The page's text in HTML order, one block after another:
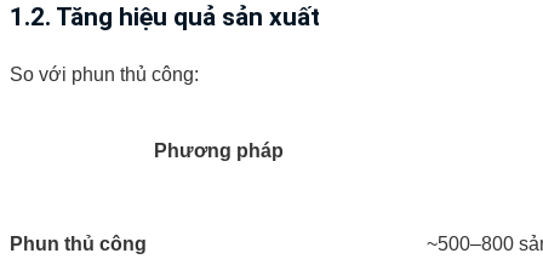
1.2. Tăng hiệu quả sản xuất
So với phun thủ công:
Phương pháp
Phun thủ công ~500–800